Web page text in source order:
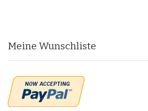
Meine Wunschliste